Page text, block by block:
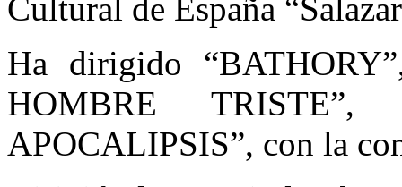
Cultural de España
Ha dirigido
HOMBRE
APOCALIPSIS”, con la